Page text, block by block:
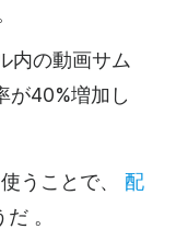
内の動画サム
が40%増加し
使うことで、 配
だ 。